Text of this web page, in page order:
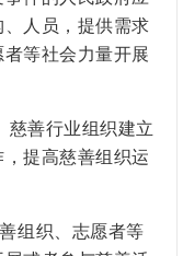
人员，提供需求
等社会力量开展
慈善行业组织建立
提高慈善组织运
组织、志愿者等